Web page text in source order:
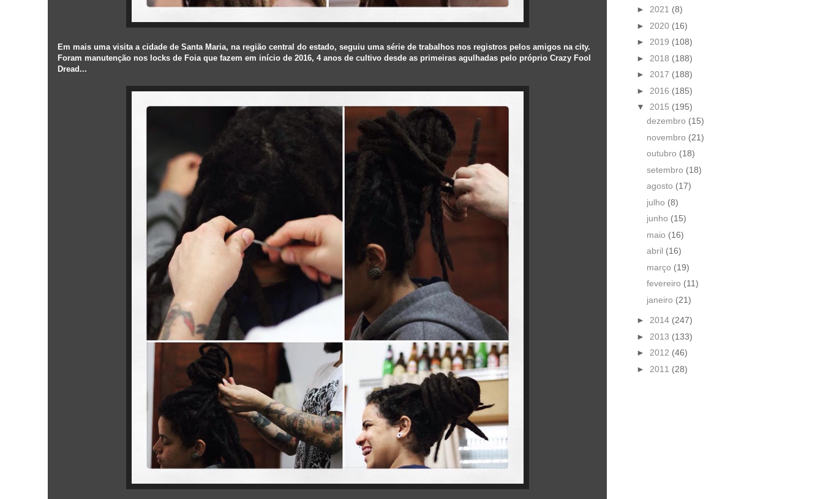
Em mais uma visita a cidade de Santa Maria, na região central do estado, seguiu uma série de trabalhos nos registros pelos amigos na city.
Foram manutenção nos locks de Foia que fazem em início de 2016, 4 anos de cultivo desde as primeiras agulhadas pelo próprio Crazy Fool
Dread...
► 2021 (8)
► 2020 (16)
► 2019 (108)
► 2018 (188)
► 2017 (188)
► 2016 (185)
▼ 2015 (195)
dezembro (15)
novembro (21)
outubro (18)
setembro (18)
agosto (17)
julho (8)
junho (15)
maio (16)
abril (16)
março (19)
fevereiro (11)
janeiro (21)
► 2014 (247)
► 2013 (133)
► 2012 (46)
► 2011 (28)